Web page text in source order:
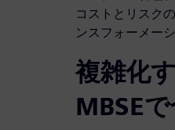
コストとリスク
ンスフォーメー
複雑化
MBSE